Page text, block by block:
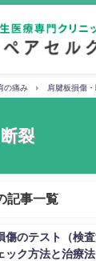
の痛み 肩腱板損傷
裂
記事一覧
傷のテスト（検
ック方法と治療